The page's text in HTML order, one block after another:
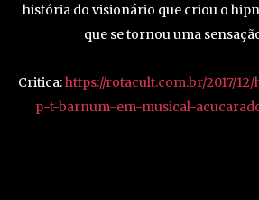
história do visionário que criou o
que se tornou uma
Critica:https://rotacult.com.br/2017/
p-t-barnum-em-musical-